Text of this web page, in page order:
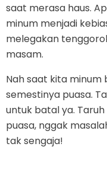
saat merasa haus.
minum menjadi
melegakan
masam.
Nah saat kita
semestinya puasa.
untuk batal ya.
puasa, nggak
tak sengaja!